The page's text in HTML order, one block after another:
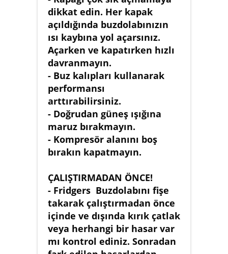
dikkat edin. Her kapak
açıldığında buzdolabınızın
ısı kaybına yol açarsınız.
Açarken ve kapatırken hızlı
davranmayın.
- Buz kalıpları kullanarak
performansı
arttırabilirsiniz.
- Doğrudan güneş ışığına
maruz bırakmayın.
- Kompresör alanını boş
bırakın kapatmayın.
ÇALIŞTIRMADAN ÖNCE!
- Fridgers Buzdolabını fişe
takarak çalıştırmadan önce
içinde ve dışında kırık çatlak
veya herhangi bir hasar var
mı kontrol ediniz. Sonradan